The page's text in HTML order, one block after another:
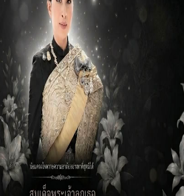
กิจกรรมจิตอาสา
ข่าวงานบริหารและบุคลากร